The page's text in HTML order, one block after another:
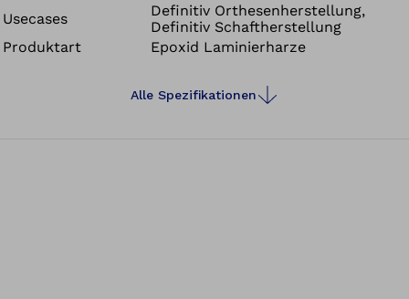
Usecases
Definitiv Orthesenherstellung,
Definitiv Schaftherstellung
Produktart
Epoxid Laminierharze
Alle Spezifikationen